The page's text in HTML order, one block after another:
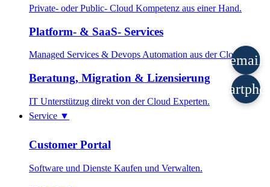
Private- oder Public- Cloud Kompetenz aus einer Hand.
Platform- & SaaS- Services
Managed Services & Devops Automation aus der Cloud.
Beratung, Migration & Lizensierung
IT Unterstützug direkt von der Cloud Experten.
Service ▼
Customer Portal
Software und Dienste Kaufen und Verwalten.
email